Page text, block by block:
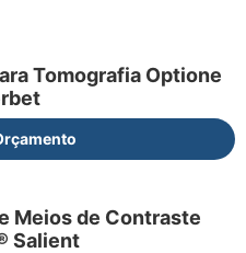
Tomografia Optione
Meios de Contraste
Salient